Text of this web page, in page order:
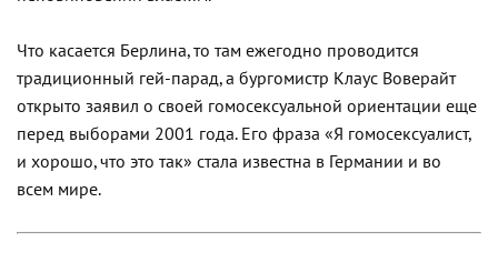
Что касается Берлина, то там ежегодно проводится
традиционный гей-парад, а бургомистр Клаус Воверайт
открыто заявил о своей гомосексуальной ориентации еще
перед выборами 2001 года. Его фраза «Я гомосексуалист,
и хорошо, что это так» стала известна в Германии и во
всем мире.